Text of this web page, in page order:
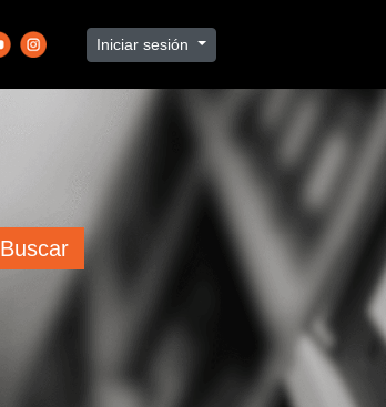
Iniciar sesión
Buscar